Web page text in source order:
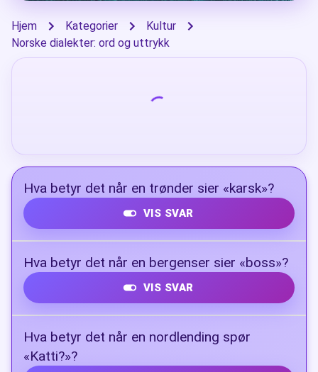
Hjem Kategorier
Kultur
Norske dialekter: ord og uttrykk
Hva betyr det når en trønder sier «karsk»?
VIS SVAR
Brennevin blandet med kaffe
Hva betyr det når en bergenser sier «boss»?
VIS SVAR
Hva betyr det når en nordlending spør
«Katti?»?